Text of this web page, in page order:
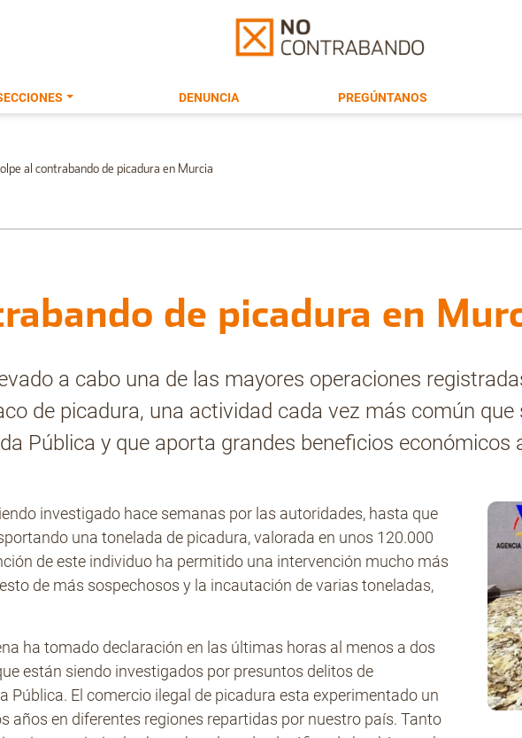
DENUNCIA PREGÚNTANOS
al contrabando de picadura en Murcia
de picadura en
a cabo una de las mayores operaciones
de picadura, una actividad cada vez más común
Pública y que aporta grandes beneficios económicos
investigado hace semanas por las autoridades, hasta que
una tonelada de picadura, valorada en unos 120.000
de este individuo ha permitido una intervención mucho más
de más sospechosos y la incautación de varias toneladas,
ha tomado declaración en las últimas horas al menos a dos
están siendo investigados por presuntos delitos de
Pública. El comercio ilegal de picadura esta experimentado un
años en diferentes regiones repartidas por nuestro país. Tanto